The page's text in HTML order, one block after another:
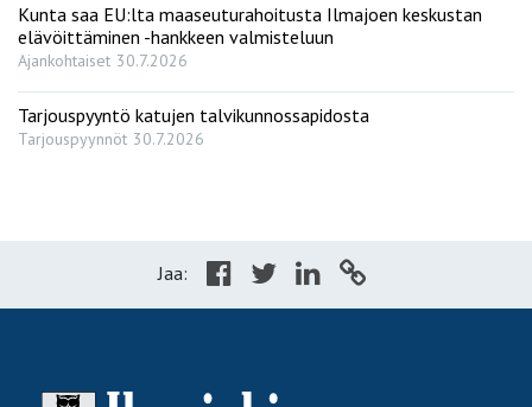
Kunta saa EU:lta maaseuturahoitusta Ilmajoen keskustan
elävöittäminen -hankkeen valmisteluun
Ajankohtaiset 30.7.2026
Tarjouspyyntö katujen talvikunnossapidosta
Tarjouspyynnöt 30.7.2026
Jaa: